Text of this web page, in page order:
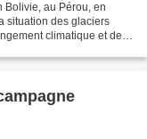
Bolivie, au Pérou, en
situation des glaciers
climatique et des